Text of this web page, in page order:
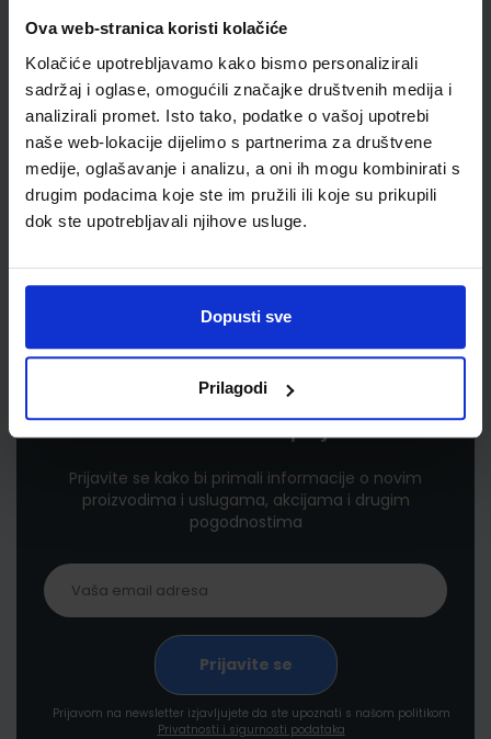
Ova web-stranica koristi kolačiće
Kolačiće upotrebljavamo kako bismo personalizirali
sadržaj i oglase, omogućili značajke društvenih medija i
analizirali promet. Isto tako, podatke o vašoj upotrebi
naše web-lokacije dijelimo s partnerima za društvene
medije, oglašavanje i analizu, a oni ih mogu kombinirati s
drugim podacima koje ste im pružili ili koje su prikupili
dok ste upotrebljavali njihove usluge.
Dopusti sve
Prilagodi
Školski razred
30 3.RAZRED SŠ
Vrsta školske knjige
UDŽBENIK
Vrsta škole
3 STRUKOVNA
Nastavni predmet
TEHNIČKE Š.STROJARST
Reg br min
1258
Newsletter prijava
Prijavite se kako bi primali informacije o novim
proizvodima i uslugama, akcijama i drugim
pogodnostima
Prijavom na newsletter izjavljujete da ste upoznati s našom politikom
Privatnosti i sigurnosti podataka